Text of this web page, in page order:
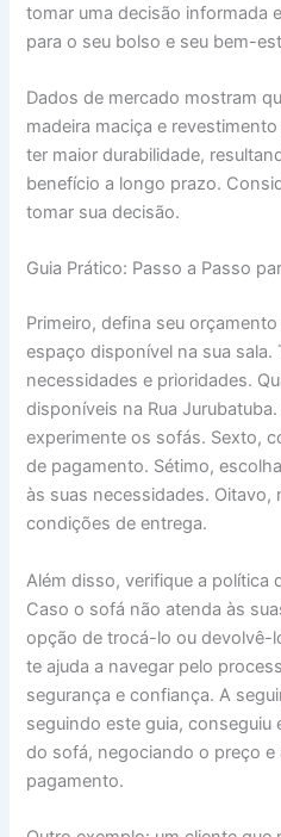
tomar uma decisão informada
para o seu bolso e seu bem-
Dados de mercado mostram
madeira maciça e
ter maior durabilidade,
benefício a longo prazo.
tomar sua decisão.
Guia Prático: Passo a Passo
Primeiro, defina seu
espaço disponível na sua sala.
necessidades e prioridades.
disponíveis na Rua
experimente os sofás. Sexto,
de pagamento. Sétimo,
às suas necessidades. Oitavo,
condições de entrega.
Além disso, verifique a política
Caso o sofá não atenda às
opção de trocá-lo ou devolvê-
te ajuda a navegar pelo
segurança e confiança. A
seguindo este guia, conseguiu
do sofá, negociando o preço
pagamento.